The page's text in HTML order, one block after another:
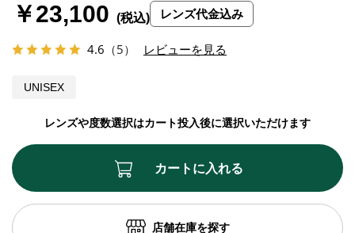
4.6 （5） レビューを見る
UNISEX
レンズや度数選択はカート投入後に選択いただけます
￥23,100 レンズ代金込み
カートに入れる
店舗在庫を探す